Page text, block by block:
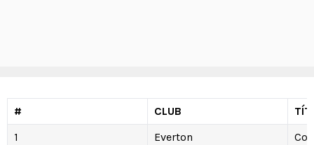
# CLUB
1
Everton